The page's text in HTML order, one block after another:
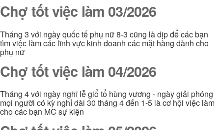
Chợ tốt việc làm 03/2026
Tháng 3 với ngày quốc tế phụ nữ 8-3 cũng là dịp để các bạn
tìm việc làm các lĩnh vực kinh doanh các mặt hàng dành cho
phụ nữ
Chợ tốt việc làm 04/2026
Tháng 4 với ngày nghĩ lễ giổ tổ hùng vương - ngày giải phóng
mọi người có kỳ nghỉ dài 30 tháng 4 đến 1-5 là cơ hội việc làm
cho các bạn MC sự kiện